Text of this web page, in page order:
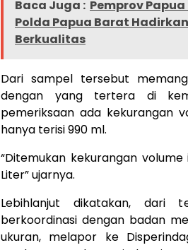
Baca Juga : Pemprov
Polda Papua Barat
Berkualitas
Dari sampel tersebut
dengan yang tertera di
pemeriksaan ada kekurangan
hanya terisi 990 ml.
“Ditemukan kekurangan
Liter” ujarnya.
Lebihlanjut dikatakan, dari
berkoordinasi dengan badan
ukuran, melapor ke